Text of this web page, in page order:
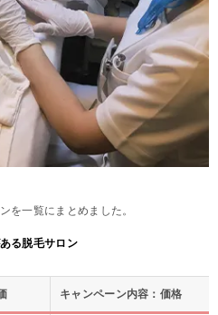
を一覧にまとめました。
る脱毛サロン
キャンペーン内容：価格